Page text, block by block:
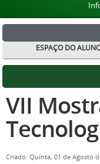
ESPAÇO DO
VII
Criado: Quinta, 01 de Agosto